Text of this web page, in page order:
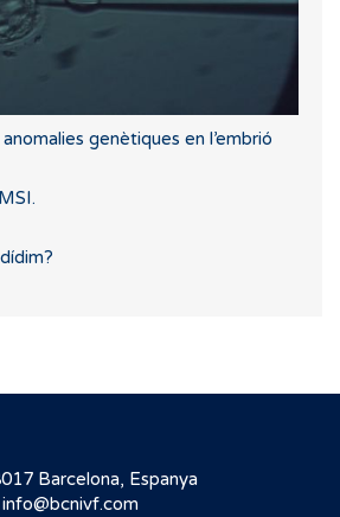
genètiques en l’embrió
Barcelona, Espanya
info@bcnivf.com